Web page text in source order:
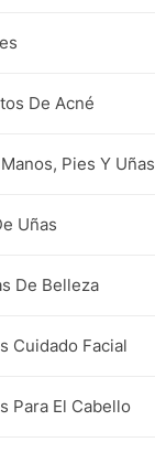
De Acné
Pies Y Uñas
Uñas
De Belleza
Cuidado Facial
Para El Cabello